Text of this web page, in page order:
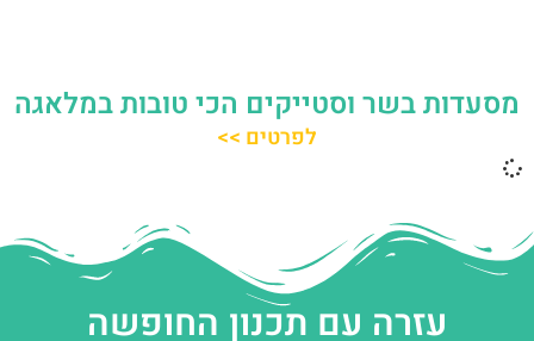
מסעדות בשר וסטייקים הכי טובות במלאגה
לפרטים >>
עזרה עם תכנון החופשה